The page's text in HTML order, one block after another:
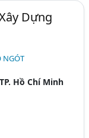
Dựng
NGÓT
TP. Hồ Chí Minh